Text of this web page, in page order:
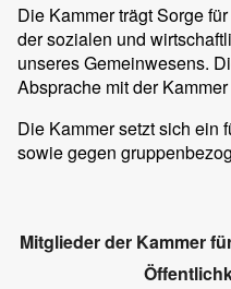
Die Kammer trägt Sorge
der sozialen und
unseres Gemeinwesens.
Absprache mit der
Die Kammer setzt sich ein
sowie gegen
Mitglieder der Kammer